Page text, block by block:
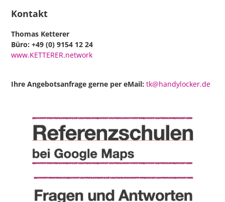
Kontakt
Thomas Ketterer
Büro: +49 (0) 9154 12 24
www.KETTERER.network
Ihre Angebotsanfrage gerne per eMail:tk@handylocker.de